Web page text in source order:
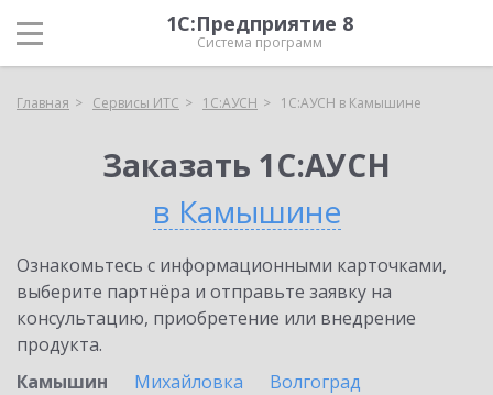
1С:Предприятие 8
Система программ
Главная Сервисы ИТС 1С:АУСН 1С:АУСН в Камышине
Заказать 1С:АУСН
в Камышине
Ознакомьтесь с информационными карточками,
выберите партнёра и отправьте заявку на
консультацию, приобретение или внедрение
продукта.
Камышин
Михайловка
Волгоград